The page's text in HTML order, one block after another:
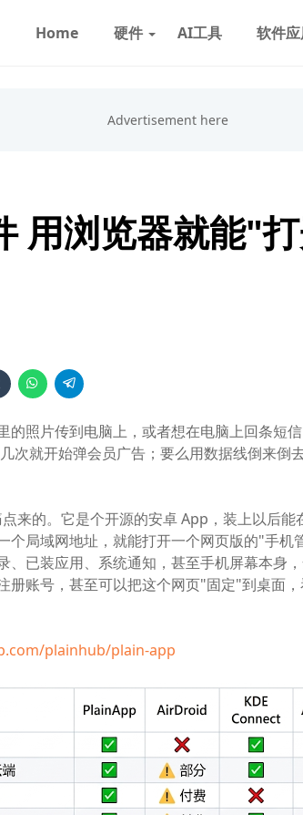
Home 硬件 AI工具 软件
用浏览器就能"
的照片传到电脑上，或者想在电脑上回条短
次就开始弹会员广告；要么用数据线倒来倒
来的。它是个开源的安卓 App，装上以后能
个局域网地址，就能打开一个网页版的"手
、已装应用、系统通知，甚至手机屏幕本身，
册账号，甚至可以把这个网页"固定"到桌面，
plainhub/plain-app